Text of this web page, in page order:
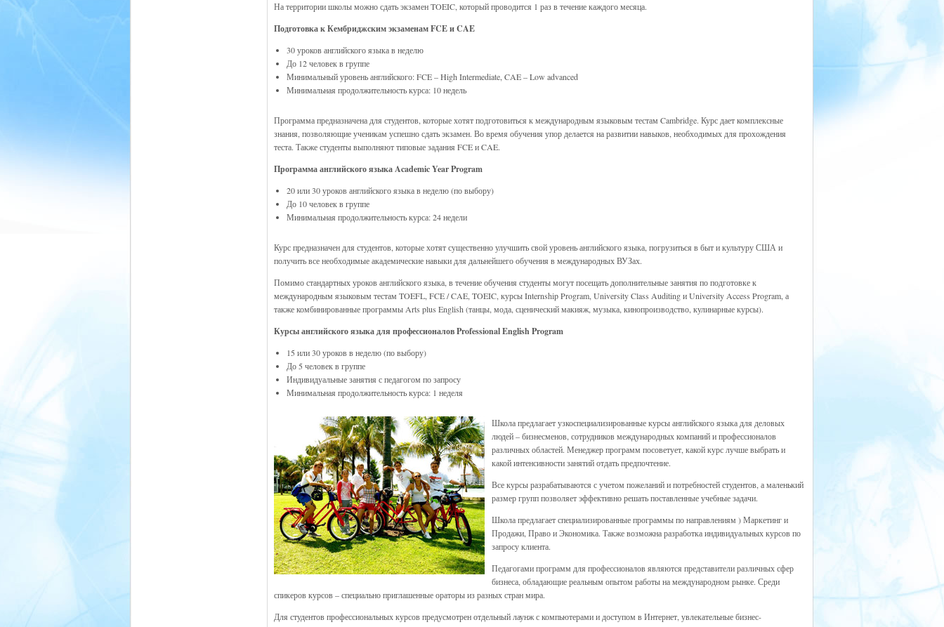
На территории школы можно сдать экзамен TOEIC, который проводится 1 раз в течение каждого месяца.
Подготовка к Кембриджским экзаменам FCE и CAE
30 уроков английского языка в неделю
До 12 человек в группе
Минимальный уровень английского: FCE – High Intermediate, CAE – Low advanced
Минимальная продолжительность курса: 10 недель
Программа предназначена для студентов, которые хотят подготовиться к международным языковым тестам Cambridge. Курс дает комплексные
знания, позволяющие ученикам успешно сдать экзамен. Во время обучения упор делается на развитии навыков, необходимых для прохождения
теста. Также студенты выполняют типовые задания FCE и CAE.
Программа английского языка Academic Year Program
20 или 30 уроков английского языка в неделю (по выбору)
До 10 человек в группе
Минимальная продолжительность курса: 24 недели
Курс предназначен для студентов, которые хотят существенно улучшить свой уровень английского языка, погрузиться в быт и культуру США и
получить все необходимые академические навыки для дальнейшего обучения в международных ВУЗах.
Помимо стандартных уроков английского языка, в течение обучения студенты могут посещать дополнительные занятия по подготовке к
международным языковым тестам TOEFL, FCE / CAE, TOEIC, курсы Internship Program, University Class Auditing и University Access Program, а
также комбинированные программы Arts plus English (танцы, мода, сценический макияж, музыка, кинопроизводство, кулинарные курсы).
Курсы английского языка для профессионалов Professional English Program
15 или 30 уроков в неделю (по выбору)
До 5 человек в группе
Индивидуальные занятия с педагогом по запросу
Минимальная продолжительность курса: 1 неделя
Школа предлагает узкоспециализированные курсы английского языка для деловых
людей – бизнесменов, сотрудников международных компаний и профессионалов
различных областей. Менеджер программ посоветует, какой курс лучше выбрать и
какой интенсивности занятий отдать предпочтение.
Все курсы разрабатываются с учетом пожеланий и потребностей студентов, а маленький
размер групп позволяет эффективно решать поставленные учебные задачи.
Школа предлагает специализированные программы по направлениям ) Маркетинг и
Продажи, Право и Экономика. Также возможна разработка индивидуальных курсов по
запросу клиента.
Педагогами программ для профессионалов являются представители различных сфер
бизнеса, обладающие реальным опытом работы на международном рынке. Среди
спикеров курсов – специально приглашенные ораторы из разных стран мира.
Для студентов профессиональных курсов предусмотрен отдельный лаунж с компьютерами и доступом в Интернет, увлекательные бизнес-